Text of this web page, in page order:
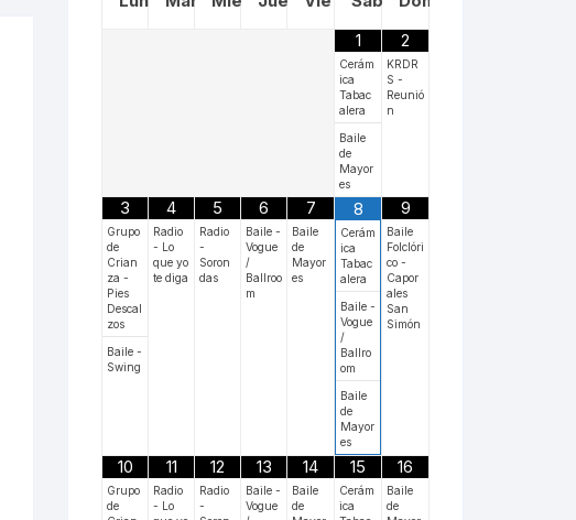
1
Cerám
ica
Tabac
alera
Baile
de
Mayor
es
2
KRDR
S -
Reunió
n
3
Grupo
de
Crian
za -
Pies
Descal
zos
Baile -
Swing
4
Radio
- Lo
que yo
te diga
5
Radio
-
Soron
das
6
Baile -
Vogue
/
Ballroo
m
7
Baile
de
Mayor
es
8
Cerám
ica
Tabac
alera
Baile -
Vogue
/
Ballro
om
Baile
de
Mayor
es
9
Baile
Folclóri
co -
Capor
ales
San
Simón
10
Grupo
de
11
Radio
- Lo
12
Radio
-
13
Baile -
Vogue
14
Baile
de
15
Cerám
ica
16
Baile
de